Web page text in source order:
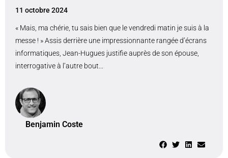
11 octobre 2024
« Mais, ma chérie, tu sais bien que le vendredi matin je suis à la
messe ! » Assis derrière une impressionnante rangée d’écrans
informatiques, Jean-Hugues justifie auprès de son épouse,
interrogative à l’autre bout...
Benjamin Coste